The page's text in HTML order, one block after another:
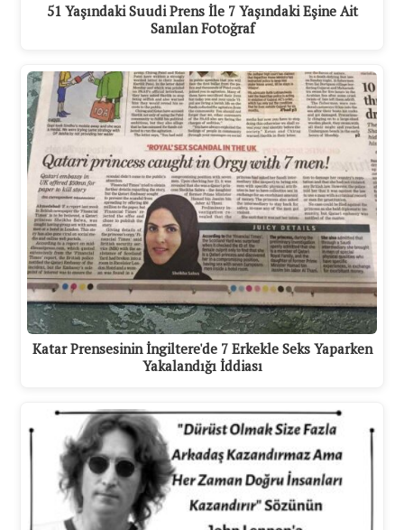
51 Yaşındaki Suudi Prens İle 7 Yaşındaki Eşine Ait
Sanılan Fotoğraf
Katar Prensesinin İngiltere'de 7 Erkekle Seks Yaparken
Yakalandığı İddiası